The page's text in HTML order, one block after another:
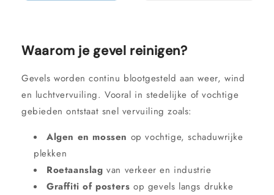
verlagen
Waarom je gevel reinigen?
Gevels worden continu blootgesteld aan weer, wind
en luchtvervuiling. Vooral in stedelijke of vochtige
gebieden ontstaat snel vervuiling zoals:
Algen en mossen op vochtige, schaduwrijke
plekken
Roetaanslag van verkeer en industrie
Graffiti of posters op gevels langs drukke